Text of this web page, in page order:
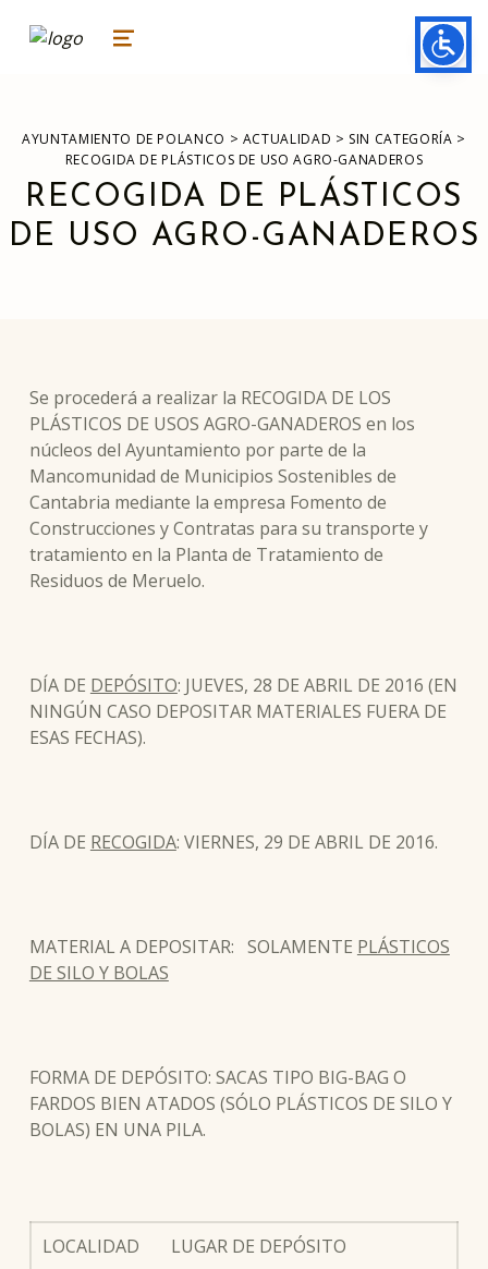
ayuntamiento de polanco
AYUNTAMIENTO DE POLANCO MENU
AYUNTAMIENTO DE POLANCO > ACTUALIDAD > SIN CATEGORÍA >
RECOGIDA DE PLÁSTICOS DE USO AGRO-GANADEROS
RECOGIDA DE PLÁSTICOS
DE USO AGRO-GANADEROS
Se procederá a realizar la RECOGIDA DE LOS
PLÁSTICOS DE USOS AGRO-GANADEROS en los
núcleos del Ayuntamiento por parte de la
Mancomunidad de Municipios Sostenibles de
Cantabria mediante la empresa Fomento de
Construcciones y Contratas para su transporte y
tratamiento en la Planta de Tratamiento de
Residuos de Meruelo.
DÍA DE DEPÓSITO: JUEVES, 28 DE ABRIL DE 2016 (EN
NINGÚN CASO DEPOSITAR MATERIALES FUERA DE
ESAS FECHAS).
DÍA DE RECOGIDA: VIERNES, 29 DE ABRIL DE 2016.
MATERIAL A DEPOSITAR: SOLAMENTE PLÁSTICOS
DE SILO Y BOLAS
FORMA DE DEPÓSITO: SACAS TIPO BIG-BAG O
FARDOS BIEN ATADOS (SÓLO PLÁSTICOS DE SILO Y
BOLAS) EN UNA PILA.
LOCALIDAD
LUGAR DE DEPÓSITO